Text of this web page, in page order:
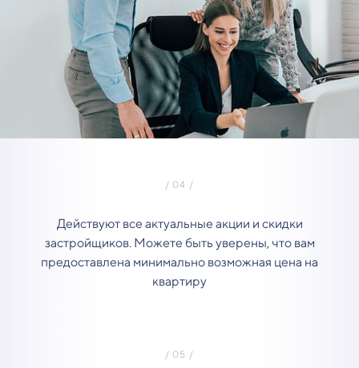
Действуют все актуальные акции и скидки
застройщиков. Можете быть уверены, что вам
предоставлена минимально возможная цена на
квартиру